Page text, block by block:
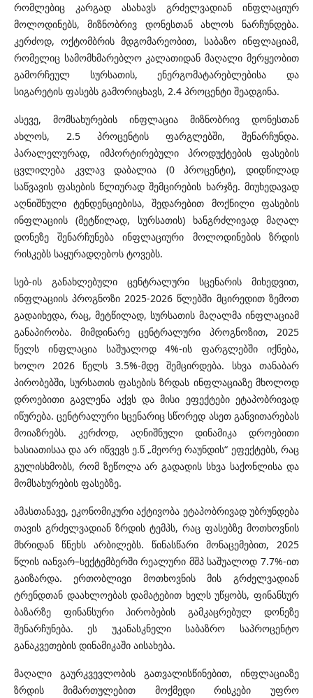
რომლებიც კარგად ასახავს გრძელვადიან ინფლაციურ
მოლოდინებს, მიზნობრივ დონესთან ახლოს ნარჩუნდება.
კერძოდ, ოქტომბრის მდგომარეობით, საბაზო ინფლაციამ,
რომელიც სამომხმარებლო კალათიდან მაღალი მერყეობით
გამორჩეულ სურსათის, ენერგომატარებლებისა და
სიგარეტის ფასებს გამორიცხავს, 2.4 პროცენტი შეადგინა.
ასევე, მომსახურების ინფლაცია მიზნობრივ დონესთან
ახლოს, 2.5 პროცენტის ფარგლებში, შენარჩუნდა.
პარალელურად, იმპორტირებული პროდუქტების ფასების
ცვლილება კვლავ დაბალია (0 პროცენტი), დიდწილად
საწვავის ფასების წლიურად შემცირების ხარჯზე. მიუხედავად
აღნიშნული ტენდენციებისა, შედარებით მოქნილი ფასების
ინფლაციის (მეტწილად, სურსათის) ხანგრძლივად მაღალ
დონეზე შენარჩუნება ინფლაციური მოლოდინების ზრდის
რისკებს საყურადღებოს ტოვებს.
სებ-ის განახლებული ცენტრალური სცენარის მიხედვით,
ინფლაციის პროგნოზი 2025-2026 წლებში მცირედით ზემოთ
გადაიხედა, რაც, მეტწილად, სურსათის მაღალმა ინფლაციამ
განაპირობა. მიმდინარე ცენტრალური პროგნოზით, 2025
წელს ინფლაცია საშუალოდ 4%-ის ფარგლებში იქნება,
ხოლო 2026 წელს 3.5%-მდე შემცირდება. სხვა თანაბარ
პირობებში, სურსათის ფასების ზრდას ინფლაციაზე მხოლოდ
დროებითი გავლენა აქვს და მისი ეფექტები ეტაპობრივად
იწურება. ცენტრალური სცენარიც სწორედ ასეთ განვითარებას
მოიაზრებს. კერძოდ, აღნიშნული დინამიკა დროებითი
ხასიათისაა და არ იწვევს ე.წ „მეორე რაუნდის“ ეფექტებს, რაც
გულისხმობს, რომ ზეწოლა არ გადადის სხვა საქონლისა და
მომსახურების ფასებზე.
ამასთანავე, ეკონომიკური აქტივობა ეტაპობრივად უბრუნდება
თავის გრძელვადიან ზრდის ტემპს, რაც ფასებზე მოთხოვნის
მხრიდან წნეხს არბილებს. წინასწარი მონაცემებით, 2025
წლის იანვარ–სექტემბერში რეალური მშპ საშუალოდ 7.7%-ით
გაიზარდა. ერთობლივი მოთხოვნის მის გრძელვადიან
ტრენდთან დაახლოებას დამატებით ხელს უწყობს, ფინანსურ
ბაზარზე ფინანსური პირობების გამკაცრებულ დონეზე
შენარჩუნება. ეს უკანასკნელი საბაზრო საპროცენტო
განაკვეთების დინამიკაში აისახება.
მაღალი გაურკვევლობის გათვალისწინებით, ინფლაციაზე
ზრდის მიმართულებით მოქმედი რისკები უფრო